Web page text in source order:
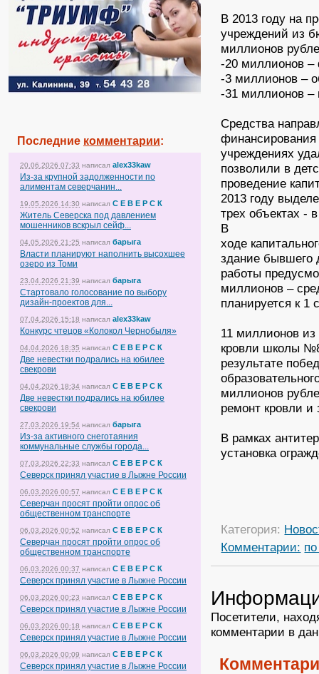
Последние комментарии:
20.06.2026 07:33 написал alex33kaw
Из-за крупной задолженности по
алиментам северчанин...
19.05.2026 14:30 написал С Е В Е Р С К
Житель Северска под давлением
мошенников вскрыл сейф...
04.05.2026 21:25 написал барыга
Власти планируют наполнить высохшее
озеро из Томи
23.04.2026 21:39 написал барыга
Стартовало голосование по выбору
дизайн-проектов для...
07.04.2026 15:18 написал alex33kaw
Конкурс чтецов «Колокол Чернобыля»
04.04.2026 18:35 написал С Е В Е Р С К
Две невестки подрались на юбилее
свекрови
04.04.2026 18:34 написал С Е В Е Р С К
Две невестки подрались на юбилее
свекрови
27.03.2026 19:54 написал барыга
Из-за активного снеготаяния
коммунальные службы города...
07.03.2026 22:33 написал С Е В Е Р С К
Северск принял участие в Лыжне России
06.03.2026 00:57 написал С Е В Е Р С К
Северчан просят пройти опрос об
общественном транспорте
06.03.2026 00:52 написал С Е В Е Р С К
Северчан просят пройти опрос об
общественном транспорте
06.03.2026 00:37 написал С Е В Е Р С К
Северск принял участие в Лыжне России
06.03.2026 00:23 написал С Е В Е Р С К
Северск принял участие в Лыжне России
06.03.2026 00:18 написал С Е В Е Р С К
Северск принял участие в Лыжне России
06.03.2026 00:09 написал С Е В Е Р С К
Северск принял участие в Лыжне России
В 2013 году на
учреждений из
миллионов
-20 миллионов
-3 миллионов –
-31 миллионов
Средства
финансирования
учреждениях
позволили в
проведение
2013 году
трех объектах -
В
ходе
здание бывшего
работы
миллионов –
планируется к 1
11 миллионов из
кровли школы
результате
миллионов
ремонт кровли
В рамках
установка
Категория:
Комментарии:
Посетители,
комментарии в